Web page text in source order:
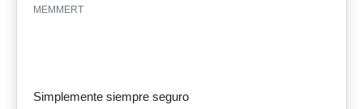
MEMMERT
Simplemente siempre seguro